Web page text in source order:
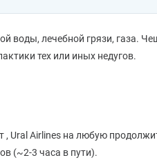
воды, лечебной грязи, газа.
тех или иных недугов.
, Ural Airlines на любую
(~2-3 часа в пути).